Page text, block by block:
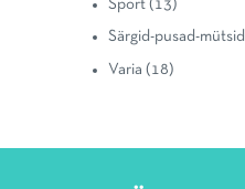
Sport (13)
Särgid-pusad-mütsid
Varia (18)